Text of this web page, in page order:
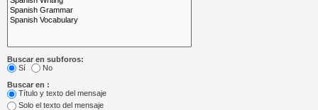
Buscar en subforos:
Sí
No
Buscar en :
Título y texto del mensaje
Solo el texto del mensaje